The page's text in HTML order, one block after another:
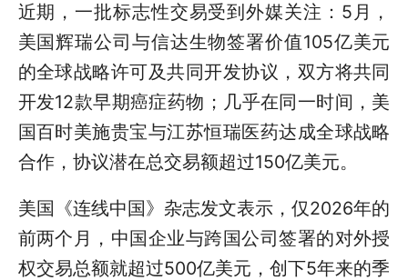
近期，一批标志性交易受到外媒关注：5月，
美国辉瑞公司与信达生物签署价值105亿美元
的全球战略许可及共同开发协议，双方将共同
开发12款早期癌症药物；几乎在同一时间，美
国百时美施贵宝与江苏恒瑞医药达成全球战略
合作，协议潜在总交易额超过150亿美元。
美国《连线中国》杂志发文表示，仅2026年的
前两个月，中国企业与跨国公司签署的对外授
权交易总额就超过500亿美元，创下5年来的季